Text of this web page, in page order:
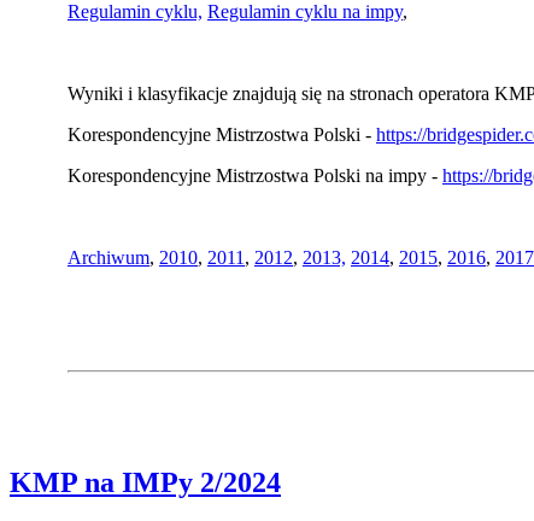
Regulamin cyklu, Regulamin cyklu na impy,
Wyniki i klasyfikacje znajdują się na stronach operatora
Korespondencyjne Mistrzostwa Polski - https://
Korespondencyjne Mistrzostwa Polski na impy - https://
Archiwum, 2010, 2011 , 2012, 2013, 2014, 2015, 2016, 2017
KMP na IMPy 2/2024